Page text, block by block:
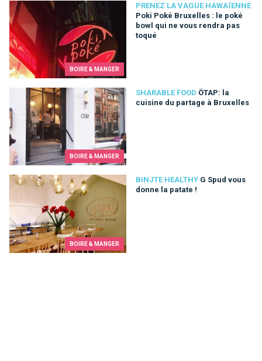
BOIRE & MANGER
PRENEZ LA VAGUE HAWAÏENNE
Poki Poké Bruxelles : le poké
bowl qui ne vous rendra pas
toqué
Poki Poké Bruxelles : le poké bowl qui ne vous rendra pas
BOIRE & MANGER
SHARABLE FOOD ÖTAP: la
cuisine du partage à Bruxelles
ÖTAP: la cuisine du partage à Bruxelles
BOIRE & MANGER
BINJTE HEALTHY G Spud vous
donne la patate !
G Spud vous donne la patate !